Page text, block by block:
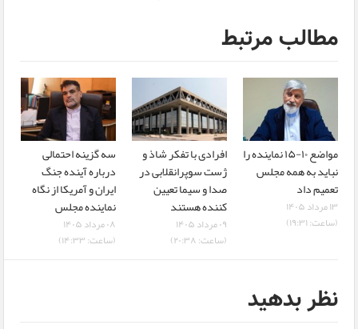
مطالب مرتبط
مواضع ۱۰-۱۵ نماینده را
نباید به همه مجلس
تعمیم داد
۱۳ مرداد ۱۴۰۵
(ساعت: ۱۹:۳۱)
افرادی با تفکر شاذ و
ژست سوپرانقلابی در
صدا و سیما تعیین
کننده هستند
۰۹ مرداد ۱۴۰۵
(ساعت: ۲۰:۳۸)
سه گزینه احتمالی
درباره آینده جنگ
ایران و آمریکا از نگاه
نماینده مجلس
۰۸ مرداد ۱۴۰۵
(ساعت: ۱۴:۳۳)
نظر بدهید